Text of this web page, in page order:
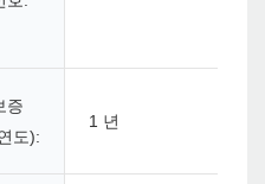
증
도):
1 년